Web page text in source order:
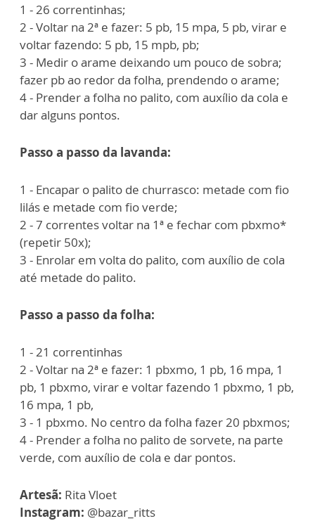
1 - 26 correntinhas;
2 - Voltar na 2ª e fazer: 5 pb, 15 mpa, 5 pb, virar e
voltar fazendo: 5 pb, 15 mpb, pb;
3 - Medir o arame deixando um pouco de sobra;
fazer pb ao redor da folha, prendendo o arame;
4 - Prender a folha no palito, com auxílio da cola e
dar alguns pontos.
Passo a passo da lavanda:
1 - Encapar o palito de churrasco: metade com fio
lilás e metade com fio verde;
2 - 7 correntes voltar na 1ª e fechar com pbxmo*
(repetir 50x);
3 - Enrolar em volta do palito, com auxílio de cola
até metade do palito.
Passo a passo da folha:
1 - 21 correntinhas
2 - Voltar na 2ª e fazer: 1 pbxmo, 1 pb, 16 mpa, 1
pb, 1 pbxmo, virar e voltar fazendo 1 pbxmo, 1 pb,
16 mpa, 1 pb,
3 - 1 pbxmo. No centro da folha fazer 20 pbxmos;
4 - Prender a folha no palito de sorvete, na parte
verde, com auxílio de cola e dar pontos.
Artesã: Rita Vloet
Instagram: @bazar_ritts